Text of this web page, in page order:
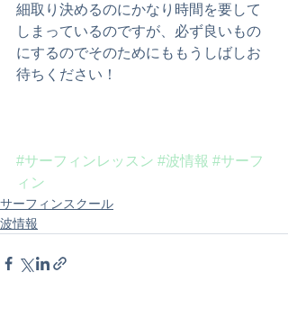
細取り決めるのにかなり時間を要して
しまっているのですが、必ず良いもの
にするのでそのためにももうしばしお
待ちください！
#サーフィンレッスン #波情報 #サーフ
ィン
サーフィンスクール
波情報